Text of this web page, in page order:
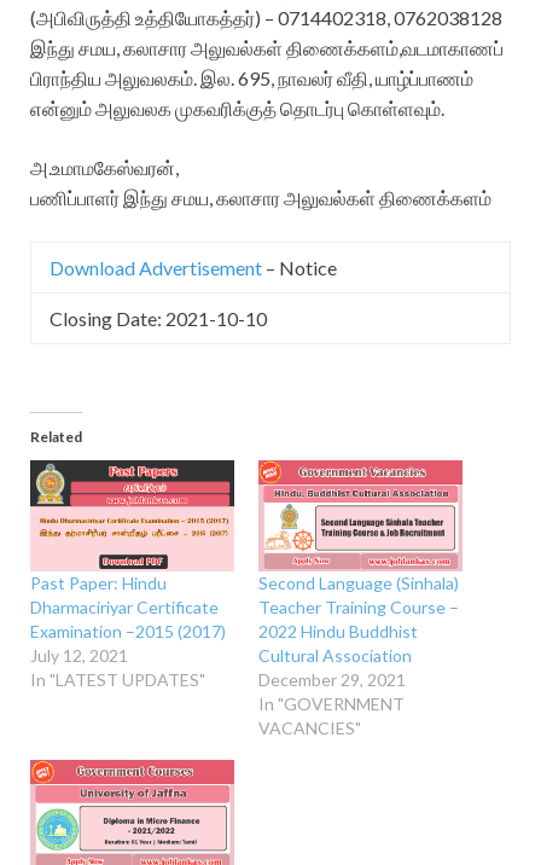
(அபிவிருத்தி உத்தியோகத்தர்) – 0714402318, 0762038128
இந்து சமய, கலாசார அலுவல்கள் திணைக்களம்,வடமாகாணப்
பிராந்திய அலுவலகம். இல. 695, நாவலர் வீதி, யாழ்ப்பாணம்
என்னும் அலுவலக முகவரிக்குத் தொடர்பு கொள்ளவும்.
அ.உமாமகேஸ்வரன்,
பணிப்பாளர் இந்து சமய, கலாசார அலுவல்கள் திணைக்களம்
Download Advertisement – Notice
Closing Date: 2021-10-10
Related
Past Paper: Hindu
Dharmaciriyar Certificate
Examination –2015 (2017)
July 12, 2021
In "LATEST UPDATES"
Second Language (Sinhala)
Teacher Training Course –
2022 Hindu Buddhist
Cultural Association
December 29, 2021
In "GOVERNMENT
VACANCIES"